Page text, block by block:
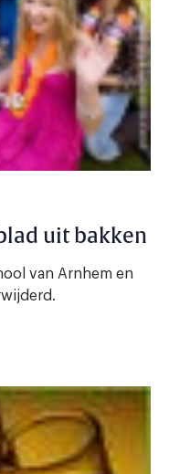
uit bakken
van Arnhem en